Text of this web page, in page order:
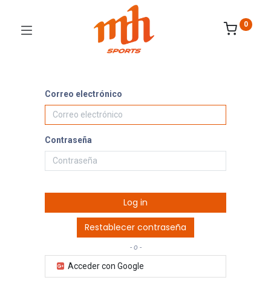
0
Correo electrónico
Contraseña
Log in
Restablecer contraseña
- o -
Acceder con Google